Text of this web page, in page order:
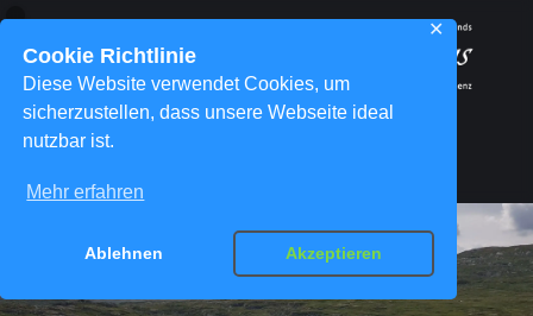
Cookie Richtlinie
Diese Website verwendet Cookies, um
sicherzustellen, dass unsere Webseite ideal
nutzbar ist.
Mehr erfahren
Ablehnen Akzeptieren
✕
Microsoft® (Office || Windows)
aktivieren…